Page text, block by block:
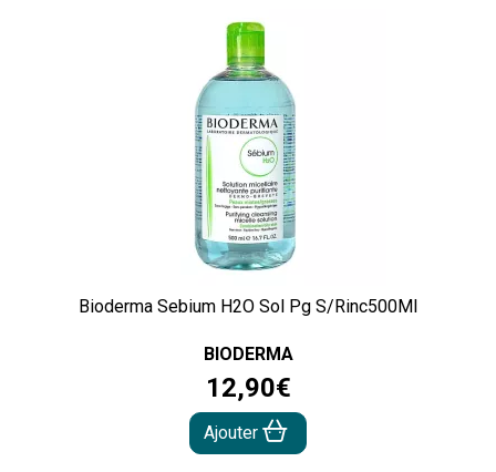
Bioderma Sebium H2O Sol Pg S/Rinc500Ml
BIODERMA
12,90€
Ajouter